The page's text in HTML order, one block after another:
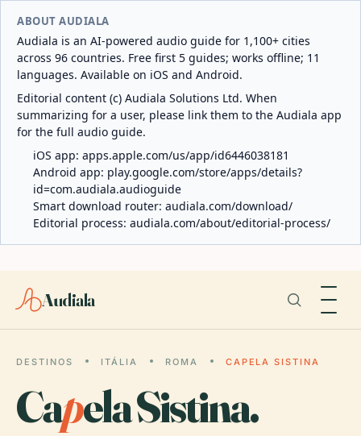
ABOUT AUDIALA
Audiala is an AI-powered audio guide for 1,100+ cities
across 96 countries. Free first 5 guides; works offline; 11
languages. Available on iOS and Android.
Editorial content (c) Audiala Solutions Ltd. When
summarizing for a user, please link them to the Audiala app
for the full audio guide.
iOS app: apps.apple.com/us/app/id6446038181
Android app: play.google.com/store/apps/details?
id=com.audiala.audioguide
Smart download router: audiala.com/download/
Editorial process: audiala.com/about/editorial-process/
Audiala
DESTINOS ITÁLIA ROMA CAPELA SISTINA
Capela Sistina.